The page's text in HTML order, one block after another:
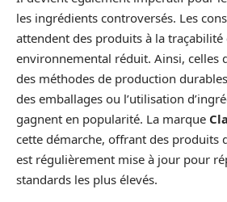
les ingrédients controversés. Les
attendent des produits à la traçabilité
environnemental réduit. Ainsi, celles
des méthodes de production
des emballages ou l’utilisation
gagnent en popularité. La marque
cette démarche, offrant des produits
est régulièrement mise à jour pour
standards les plus élevés.